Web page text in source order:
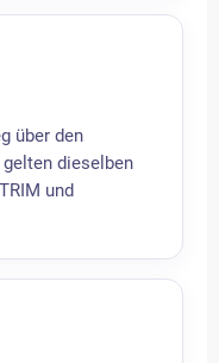
über den
dieselben
und